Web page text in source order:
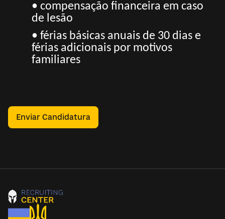
• compensação financeira em caso
de lesão
• férias básicas anuais de 30 dias e
férias adicionais por motivos
familiares
Enviar Candidatura